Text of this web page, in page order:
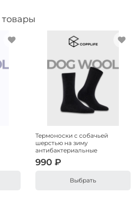
Термоноски с собачьей
шерстью на зиму
антибактериальные
990 ₽
Выбрать